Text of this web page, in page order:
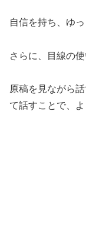
自信を持ち、ゆ
さらに、目線の
原稿を見ながら
て話すことで、